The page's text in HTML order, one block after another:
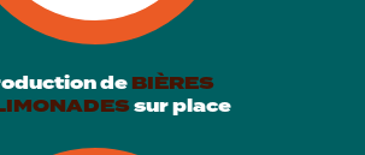
de BIÈRES
sur place